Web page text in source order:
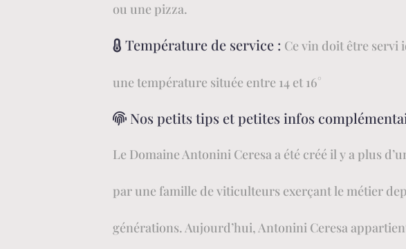
ou une pizza.
Température de service : Ce vin doit être servi
une température située entre 14 et 16°
Nos petits tips et petites infos
Le Domaine Antonini Ceresa a été créé il y a plus
par une famille de viticulteurs exerçant le métier
générations. Aujourd’hui, Antonini Ceresa